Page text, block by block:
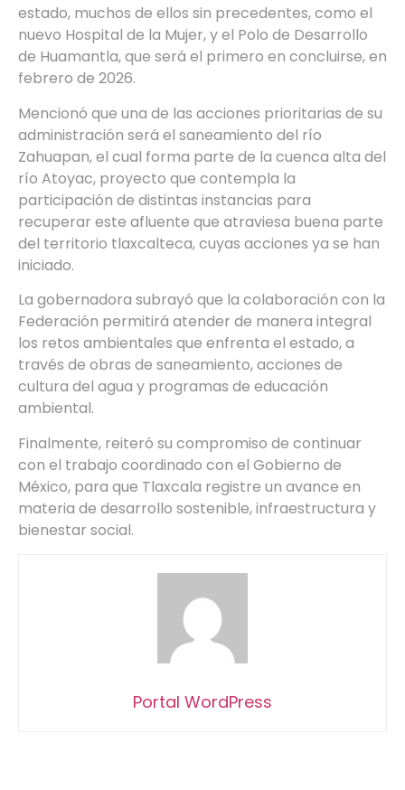
estado, muchos de ellos sin precedentes, como el
nuevo Hospital de la Mujer, y el Polo de Desarrollo
de Huamantla, que será el primero en concluirse, en
febrero de 2026.
Mencionó que una de las acciones prioritarias de su
administración será el saneamiento del río
Zahuapan, el cual forma parte de la cuenca alta del
río Atoyac, proyecto que contempla la
participación de distintas instancias para
recuperar este afluente que atraviesa buena parte
del territorio tlaxcalteca, cuyas acciones ya se han
iniciado.
La gobernadora subrayó que la colaboración con la
Federación permitirá atender de manera integral
los retos ambientales que enfrenta el estado, a
través de obras de saneamiento, acciones de
cultura del agua y programas de educación
ambiental.
Finalmente, reiteró su compromiso de continuar
con el trabajo coordinado con el Gobierno de
México, para que Tlaxcala registre un avance en
materia de desarrollo sostenible, infraestructura y
bienestar social.
Portal WordPress